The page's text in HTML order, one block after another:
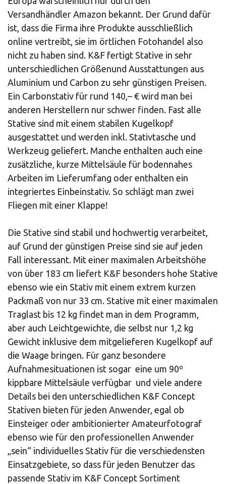
Versandhändler Amazon bekannt. Der Grund dafür
ist, dass die Firma ihre Produkte ausschließlich
online vertreibt, sie im örtlichen Fotohandel also
nicht zu haben sind. K&F fertigt Stative in sehr
unterschiedlichen Größenund Ausstattungen aus
Aluminium und Carbon zu sehr günstigen Preisen.
Ein Carbonstativ für rund 140,– € wird man bei
anderen Herstellern nur schwer finden. Fast alle
Stative sind mit einem stabilen Kugelkopf
ausgestattet und werden inkl. Stativtasche und
Werkzeug geliefert. Manche enthalten auch eine
zusätzliche, kurze Mittelsäule für bodennahes
Arbeiten im Lieferumfang oder enthalten ein
integriertes Einbeinstativ. So schlägt man zwei
Fliegen mit einer Klappe!
Die Stative sind stabil und hochwertig verarbeitet,
auf Grund der günstigen Preise sind sie auf jeden
Fall interessant. Mit einer maximalen Arbeitshöhe
von über 183 cm liefert K&F besonders hohe Stative
ebenso wie ein Stativ mit einem extrem kurzen
Packmaß von nur 33 cm. Stative mit einer maximalen
Traglast bis 12 kg findet man in dem Programm,
aber auch Leichtgewichte, die selbst nur 1,2 kg
Gewicht inklusive dem mitgelieferen Kugelkopf auf
die Waage bringen. Für ganz besondere
Aufnahmesituationen ist sogar eine um 90º
kippbare Mittelsäule verfügbar und viele andere
Details bei den unterschiedlichen K&F Concept
Stativen bieten für jeden Anwender, egal ob
Einsteiger oder ambitionierter Amateurfotograf
ebenso wie für den professionellen Anwender
„sein“ individuelles Stativ für die verschiedensten
Einsatzgebiete, so dass für jeden Benutzer das
passende Stativ im K&F Concept Sortiment